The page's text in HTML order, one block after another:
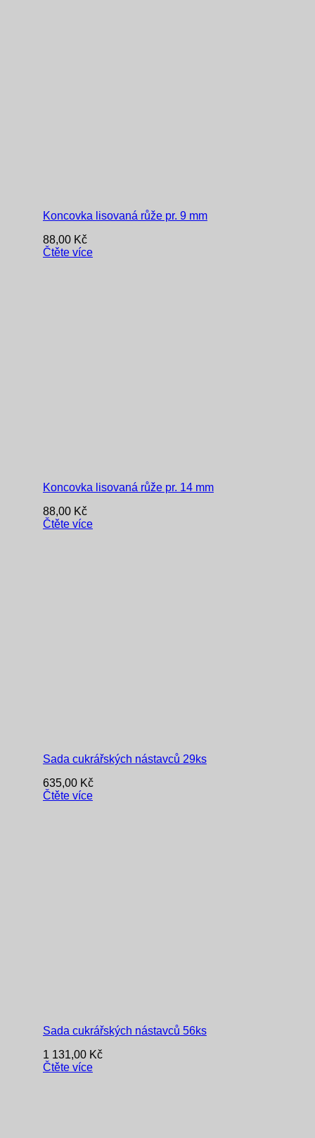
Koncovka lisovaná růže pr. 9 mm
88,00 Kč
Čtěte více
Koncovka lisovaná růže pr. 14 mm
88,00 Kč
Čtěte více
Sada cukrářských nástavců 29ks
635,00 Kč
Čtěte více
Sada cukrářských nástavců 56ks
1 131,00 Kč
Čtěte více